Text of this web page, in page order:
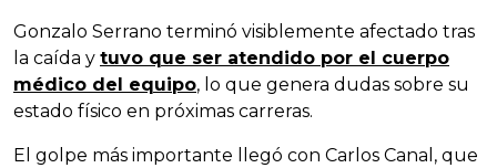
Gonzalo Serrano terminó visiblemente afectado tras
la caída y tuvo que ser atendido por el cuerpo
médico del equipo, lo que genera dudas sobre su
estado físico en próximas carreras.
El golpe más importante llegó con Carlos Canal, que